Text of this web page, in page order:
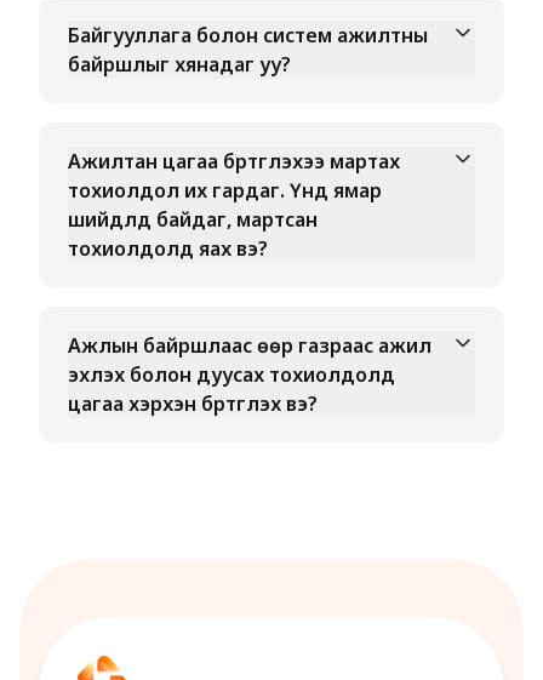
Байгууллага болон систем ажилтны
байршлыг хянадаг уу?
Ажилтан цагаа бүртгүүлэхээ мартах
тохиолдол их гардаг. Үүнд ямар
шийдлүүд байдаг, мартсан
тохиолдолд яах вэ?
Ажлын байршлаас өөр газраас ажил
эхлэх болон дуусах тохиолдолд
цагаа хэрхэн бүртгүүлэх вэ?